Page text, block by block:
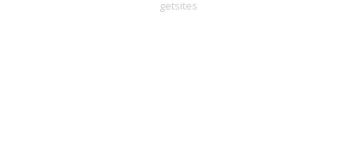
getsites